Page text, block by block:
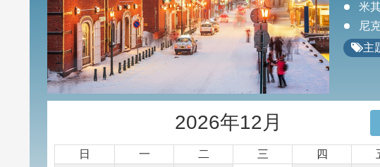
米
尼
主
2026年12月
日 一 二 三 四